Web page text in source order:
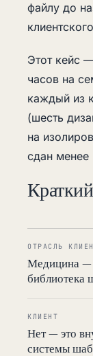
файлу до
Этот кейс
часов на
каждый из
(шесть
на
сдан менее
ОТРАСЛЬ
Медицина —
библиотека
КЛИЕНТ
Нет — это
системы